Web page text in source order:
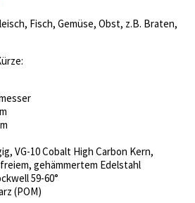
Fisch, Gemüse, Obst, z.B. Braten,
VG-10 Cobalt High Carbon Kern,
gehämmertem Edelstahl
59-60°
(POM)